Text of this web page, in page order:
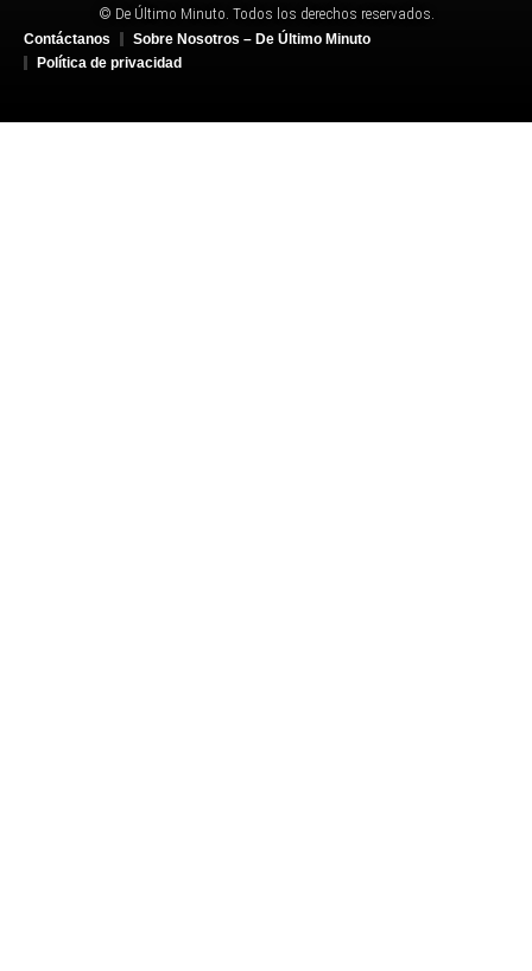
© De Último Minuto. Todos los derechos reservados.
Contáctanos
Sobre Nosotros – De Último Minuto
Política de privacidad